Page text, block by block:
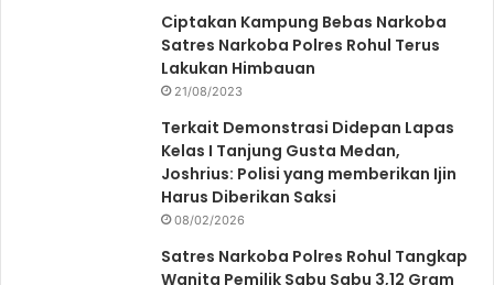
Ciptakan Kampung Bebas Narkoba
Satres Narkoba Polres Rohul Terus
Lakukan Himbauan
21/08/2023
Terkait Demonstrasi Didepan Lapas
Kelas I Tanjung Gusta Medan,
Joshrius: Polisi yang memberikan Ijin
Harus Diberikan Saksi
08/02/2026
Satres Narkoba Polres Rohul Tangkap
Wanita Pemilik Sabu Sabu 3,12 Gram